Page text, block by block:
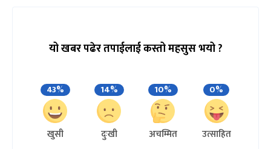
यो खबर पढेर तपाईलाई कस्तो महसुस भयो ?
43%
खुसी
14%
दुःखी
10%
अचम्मित
0%
उत्साहित